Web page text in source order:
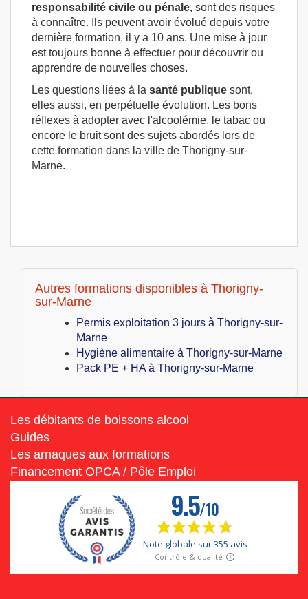
responsabilité civile ou pénale, sont des risques
à connaître. Ils peuvent avoir évolué depuis votre
dernière formation, il y a 10 ans. Une mise à jour
est toujours bonne à effectuer pour découvrir ou
apprendre de nouvelles choses.
Les questions liées à la santé publique sont,
elles aussi, en perpétuelle évolution. Les bons
réflexes à adopter avec l'alcoolémie, le tabac ou
encore le bruit sont des sujets abordés lors de
cette formation dans la ville de Thorigny-sur-
Marne.
Autres formations disponibles à Thorigny-
sur-Marne
Permis exploitation 3 jours à Thorigny-sur-
Marne
Hygiène alimentaire à Thorigny-sur-Marne
Pack PE + HA à Thorigny-sur-Marne
Les débitants de boissons alcool
Guides
Les arnaques aux formations
Financement OPCA / Pôle Emploi